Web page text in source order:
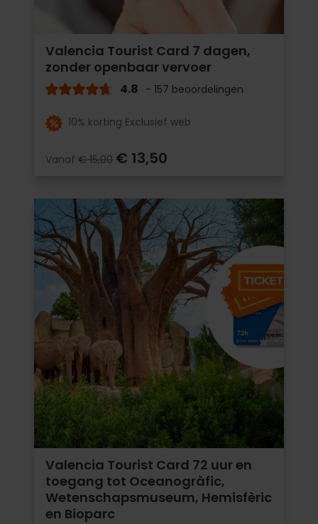
Valencia Tourist Card 7 dagen,
zonder openbaar vervoer
4.8 - 157 beoordelingen
10% korting Exclusief web
Vanaf € 15,00 € 13,50
Valencia Tourist Card 72 uur en
toegang tot Oceanogràfic,
Wetenschapsmuseum, Hemisfèric
en Bioparc